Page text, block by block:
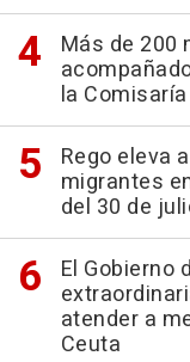
Más de 200
la
Rego eleva
migrantes
del 30 de
El Gobierno
atender a
Ceuta